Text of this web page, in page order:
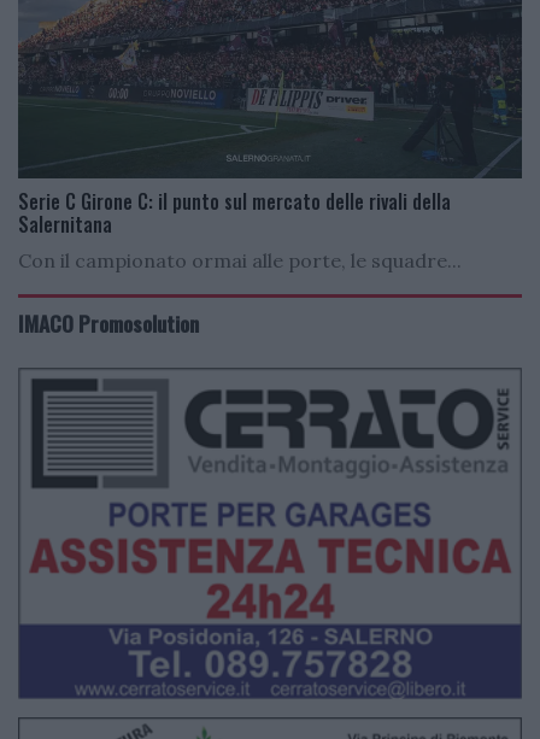
Serie C Girone C: il punto sul mercato delle rivali della
Salernitana
Con il campionato ormai alle porte, le squadre...
IMACO Promosolution